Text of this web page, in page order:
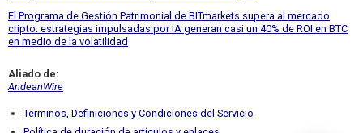
El Programa de Gestión Patrimonial de BITmarkets supera al mercado
cripto: estrategias impulsadas por IA generan casi un 40% de ROI en BTC
en medio de la volatilidad
Aliado de:
AndeanWire
Términos, Definiciones y Condiciones del Servicio